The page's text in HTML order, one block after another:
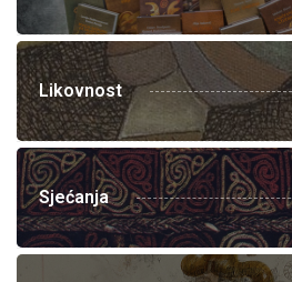
Likovnost
Sjećanja